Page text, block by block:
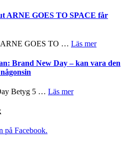
Jackie
storform
Vem
Mauri?
av
tv-
Svärtan
–
om
ARNE GOES TO SPACE får
ARNE GOES TO … Läs merom
Vegas
Brand New Day – kan vara den
Betyg 5 … Läs merom
på Facebook.